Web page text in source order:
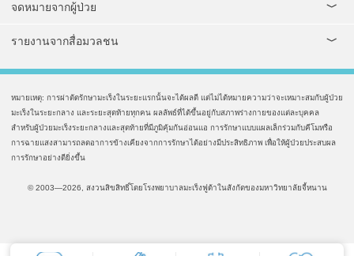
จดหมายจากผู้ป่วย
รายงานจากสื่อมวลชน
หมายเหตุ: การผ่าตัดรักษามะเร็งในระยะแรกนั้นจะได้ผลดี แต่ไม่ได้หมายความว่าจะเหมาะสมกับผู้ป่วย
มะเร็งในระยะกลาง และระยะสุดท้ายทุกคน ผลลัพธ์ที่ได้ขึ้นอยู่กับสภาพร่างกายของแต่ละบุคคล
สำหรับผู้ป่วยมะเร็งระยะกลางและสุดท้ายที่มีภูมิคุ้มกันอ่อนแอ การรักษาแบบแผลเล็กร่วมกับคีโมหรือ
การฉายแสงสามารถลดอาการข้างเคียงจากการรักษาได้อย่างมีประสิทธิภาพ เพื่อให้ผู้ป่วยประสบผล
การรักษาอย่างดียิ่งขึ้น
© 2003—2026, สงวนสิขสิทธิ์โดยโรงพยาบาลมะเร็งฟูด้าในสังกัดของมหาวิทยาลัยจี้หนาน